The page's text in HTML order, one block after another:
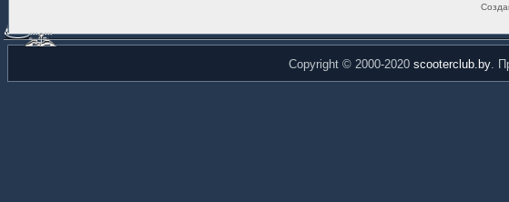
Copyright © 2000-2020 scooterclub.by.